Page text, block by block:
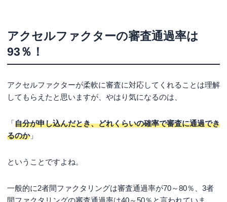
アクセルファクターの審査通過率は
93％！
アクセルファクターが柔軟に審査に対応してくれることは理解
してもらえたと思いますが、やはり気になるのは、
「 自分が申し込んだとき、どれくらいの確率で審査に通過でき
るのか」
ということですよね。
一般的に2者間ファクタリングは審査通過率が70～80％、3者